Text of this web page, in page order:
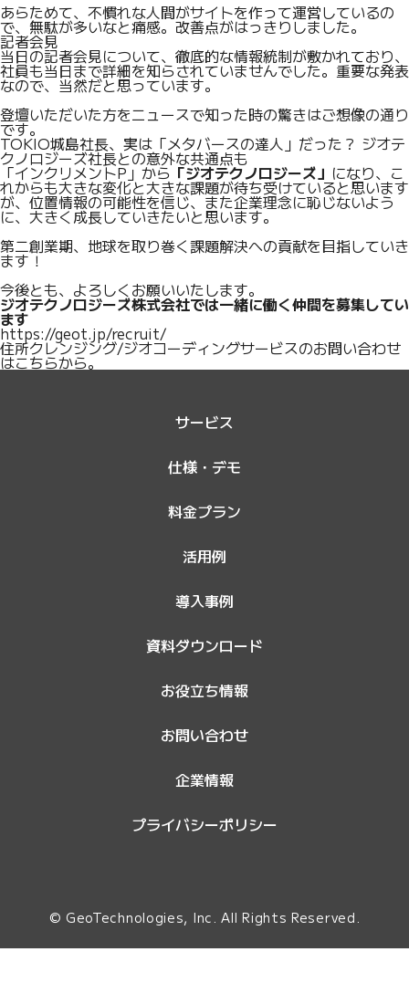
あらためて、不慣れな人間がサイトを作って運営しているの
で、無駄が多いなと痛感。改善点がはっきりしました。
記者会見
当日の記者会見について、徹底的な情報統制が敷かれており、
社員も当日まで詳細を知らされていませんでした。重要な発表
なので、当然だと思っています。
登壇いただいた方をニュースで知った時の驚きはご想像の通り
です。
TOKIO城島社長、実は「メタバースの達人」だった？ ジオテ
クノロジーズ社長との意外な共通点も
「インクリメントP」から「ジオテクノロジーズ」 になり、こ
れからも大きな変化と大きな課題が待ち受けていると思います
が、位置情報の可能性を信じ、また企業理念に恥じないよう
に、大きく成長していきたいと思います。
第二創業期、地球を取り巻く課題解決への貢献を目指していき
ます！
今後とも、よろしくお願いいたします。
ジオテクノロジーズ株式会社では一緒に働く仲間を募集してい
ます
https://geot.jp/recruit/
住所クレンジング/ジオコーディングサービスのお問い合わせ
はこちらから。
サービス
仕様・デモ
料金プラン
活用例
導入事例
資料ダウンロード
お役立ち情報
お問い合わせ
企業情報
プライバシーポリシー
© GeoTechnologies, Inc. All Rights Reserved.